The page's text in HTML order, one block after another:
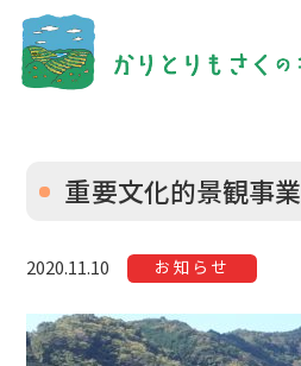
重要文化的景観事業
2020.11.10 お知らせ